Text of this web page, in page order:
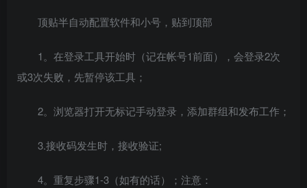
顶贴半自动配置软件和小号，贴到顶部
1。在登录工具开始时（记在帐号1前面），会登录2次
或3次失败，先暂停该工具；
2。浏览器打开无标记手动登录，添加群组和发布工作；
3.接收码发生时，接收验证;
4。重复步骤1-3（如有的话）；注意：